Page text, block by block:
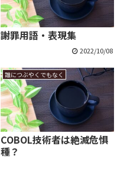
謝罪用語・表現集
2022/10/08
誰につぶやくでもなく
COBOL技術者は絶滅危惧
種？